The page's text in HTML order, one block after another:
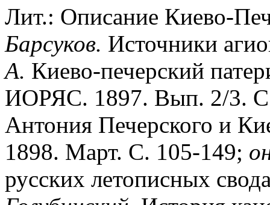
Лит.: Описание Киево-
Барсуков. Источники
А. Киево-печерский
ИОРЯС. 1897. Вып. 2/3.
Антония Печерского и
1898. Март. С. 105-149;
русских летописных